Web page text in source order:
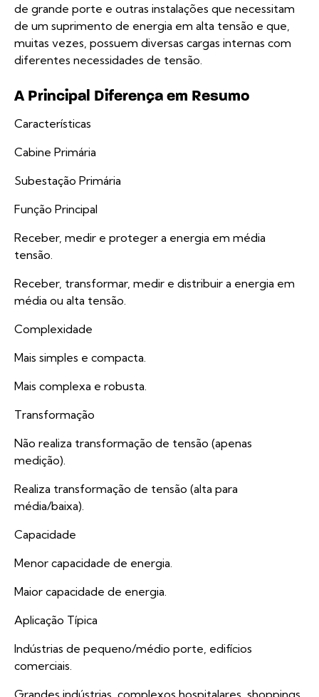
de grande porte e outras instalações que necessitam
de um suprimento de energia em alta tensão e que,
muitas vezes, possuem diversas cargas internas com
diferentes necessidades de tensão.
A Principal Diferença em Resumo
Características
Cabine Primária
Subestação Primária
Função Principal
Receber, medir e proteger a energia em média
tensão.
Receber, transformar, medir e distribuir a energia em
média ou alta tensão.
Complexidade
Mais simples e compacta.
Mais complexa e robusta.
Transformação
Não realiza transformação de tensão (apenas
medição).
Realiza transformação de tensão (alta para
média/baixa).
Capacidade
Menor capacidade de energia.
Maior capacidade de energia.
Aplicação Típica
Indústrias de pequeno/médio porte, edifícios
comerciais.
Grandes indústrias, complexos hospitalares, shoppings.